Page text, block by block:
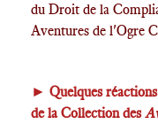
du Droit de la
Aventures de l'Ogre
► Quelques
de la Collection des